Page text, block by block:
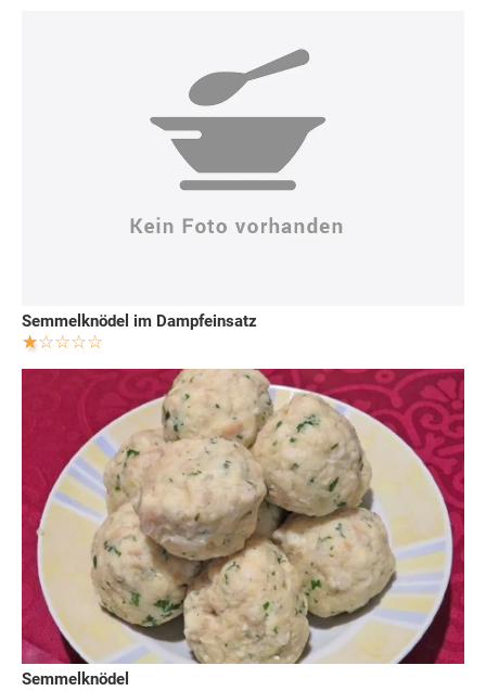
Semmelknödel im Dampfeinsatz
Semmelknödel